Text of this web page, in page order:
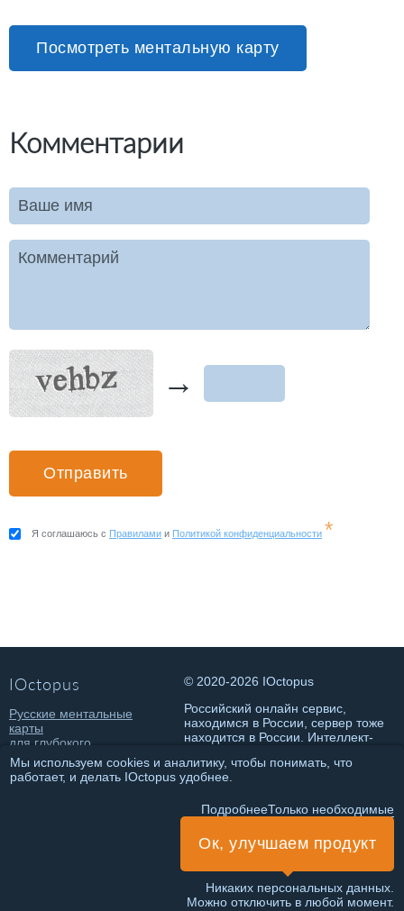
Посмотреть ментальную карту
Комментарии
Ваше имя
Комментарий
→
Я соглашаюсь с Правилами и Политикой конфиденциальности *
IOctopus
Русские ментальные
карты
для глубокого
погружения в состояние
потока и достижения
классных результатов.
© 2020-2026 IOctopus
Российский онлайн сервис,
находимся в России, сервер тоже
находится в России. Интеллект-
Правила использования
ИП Чеботарева Т.О.
Мы используем cookies и аналитику, чтобы понимать, что
работает, и делать IOctopus удобнее.
ПодробнееТолько необходимые
Ок, улучшаем продукт
Никаких персональных данных.
Можно отключить в любой момент.